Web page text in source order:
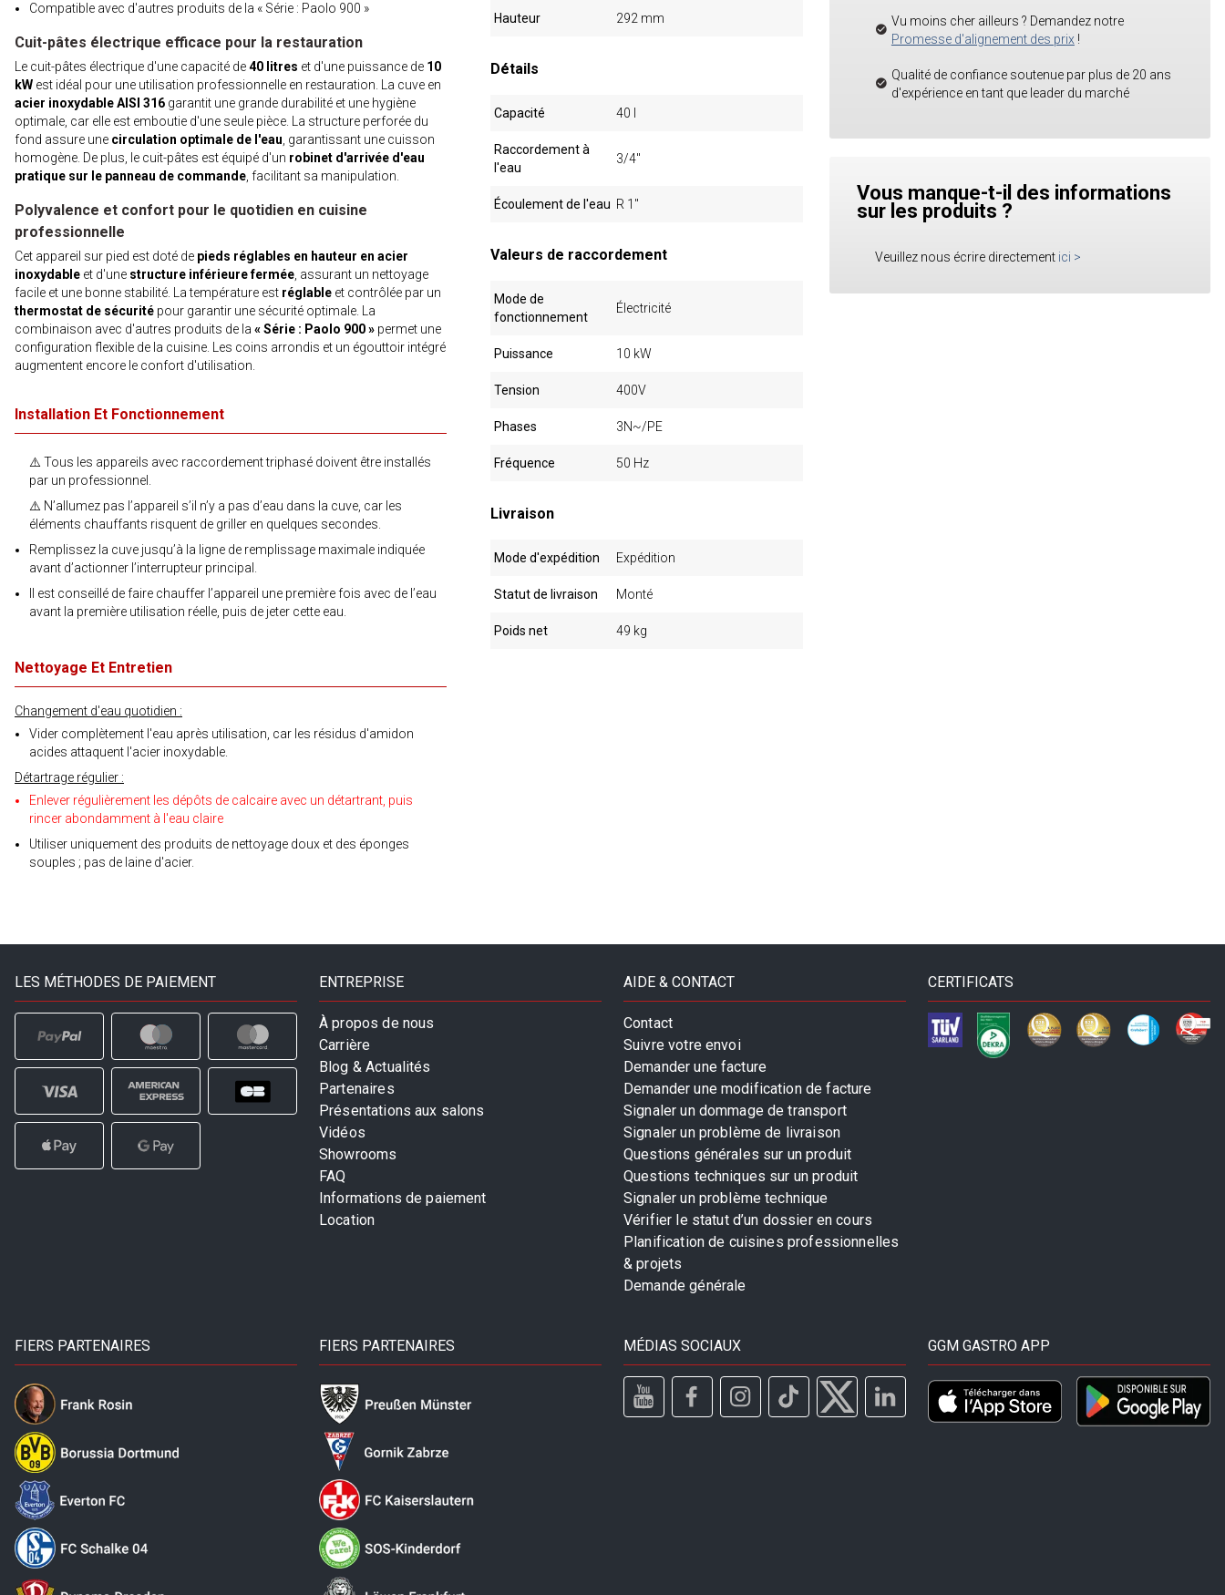
Compatible avec d'autres produits de la « Série : Paolo 900 »
Cuit-pâtes électrique efficace pour la restauration
Le cuit-pâtes électrique d'une capacité de40 litres et d'une puissance de 10
kW est idéal pour une utilisation professionnelle en restauration. La cuve en
acier inoxydable AISI 316 garantit une grande durabilité et une hygiène
optimale, car elle est emboutie d'une seule pièce. La structure perforée du
fond assure une circulation optimale de l'eau , garantissant une cuisson
homogène. De plus, le cuit-pâtes est équipé d'un robinet d'arrivée d'eau
pratique sur le panneau de commande , facilitant sa manipulation.
Polyvalence et confort pour le quotidien en cuisine
professionnelle
Cet appareil sur pied est doté de pieds réglables en hauteur en acier
inoxydable et d'une structure inférieure fermée , assurant un nettoyage
facile et une bonne stabilité. La température est réglable et contrôlée par un
thermostat de sécurité pour garantir une sécurité optimale. La
combinaison avec d'autres produits de la « Série : Paolo 900 » permet une
configuration flexible de la cuisine. Les coins arrondis et un égouttoir intégré
augmentent encore le confort d'utilisation.
Installation Et Fonctionnement
⚠️ Tous les appareils avec raccordement triphasé doivent être installés
par un professionnel.
⚠️ N’allumez pas l’appareil s’il n’y a pas d’eau dans la cuve, car les
éléments chauffants risquent de griller en quelques secondes.
Remplissez la cuve jusqu’à la ligne de remplissage maximale indiquée
avant d’actionner l’interrupteur principal.
Il est conseillé de faire chauffer l’appareil une première fois avec de l’eau
avant la première utilisation réelle, puis de jeter cette eau.
Nettoyage Et Entretien
Changement d'eau quotidien :
Vider complètement l'eau après utilisation, car les résidus d'amidon
acides attaquent l'acier inoxydable.
Détartrage régulier :
Enlever régulièrement les dépôts de calcaire avec un détartrant, puis
rincer abondamment à l'eau claire
Utiliser uniquement des produits de nettoyage doux et des éponges
souples ; pas de laine d'acier.
Hauteur 292 mm
Détails
Capacité 40 l
Raccordement à
l'eau
3/4"
Écoulement de l'eau R 1"
Valeurs de raccordement
Mode de
fonctionnement
Électricité
Puissance 10 kW
Tension 400V
Phases 3N~/PE
Fréquence 50 Hz
Livraison
Mode d'expédition Expédition
Statut de livraison Monté
Poids net 49 kg
Vu moins cher ailleurs ? Demandez notre
Promesse d'alignement des prix!
Qualité de confiance soutenue par plus de 20 ans
d'expérience en tant que leader du marché
Vous manque-t-il des informations
sur les produits ?
Veuillez nous écrire directement ici >
LES MÉTHODES DE PAIEMENT ENTREPRISE
À propos de nous
Carrière
Blog & Actualités
Partenaires
Présentations aux salons
Vidéos
Showrooms
FAQ
Informations de paiement
Location
AIDE & CONTACT
Contact
Suivre votre envoi
Demander une facture
Demander une modification de facture
Signaler un dommage de transport
Signaler un problème de livraison
Questions générales sur un produit
Questions techniques sur un produit
Signaler un problème technique
Vérifier le statut d’un dossier en cours
Planification de cuisines professionnelles
& projets
Demande générale
CERTIFICATS
FIERS PARTENAIRES FIERS PARTENAIRES MÉDIAS SOCIAUX GGM GASTRO APP